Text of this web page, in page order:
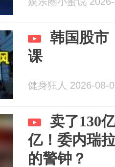
韩国股市
课
健身狂人 2026-08-
卖了130
亿！委内瑞
的警钟？